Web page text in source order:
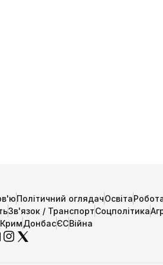
Політичний оглядачОсвіта
Зв'язок / ТранспортСоцполітика
КримДонбасЄСВійна